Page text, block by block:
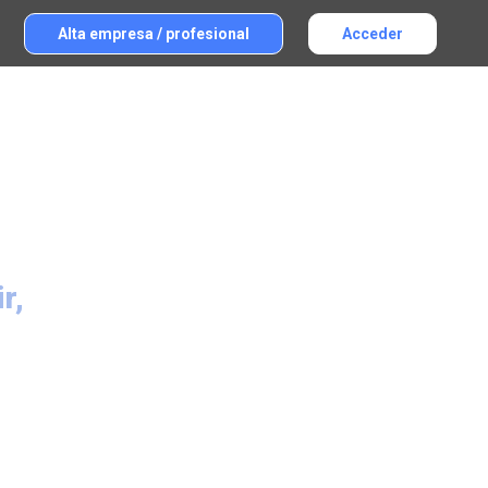
Alta empresa / profesional Acceder